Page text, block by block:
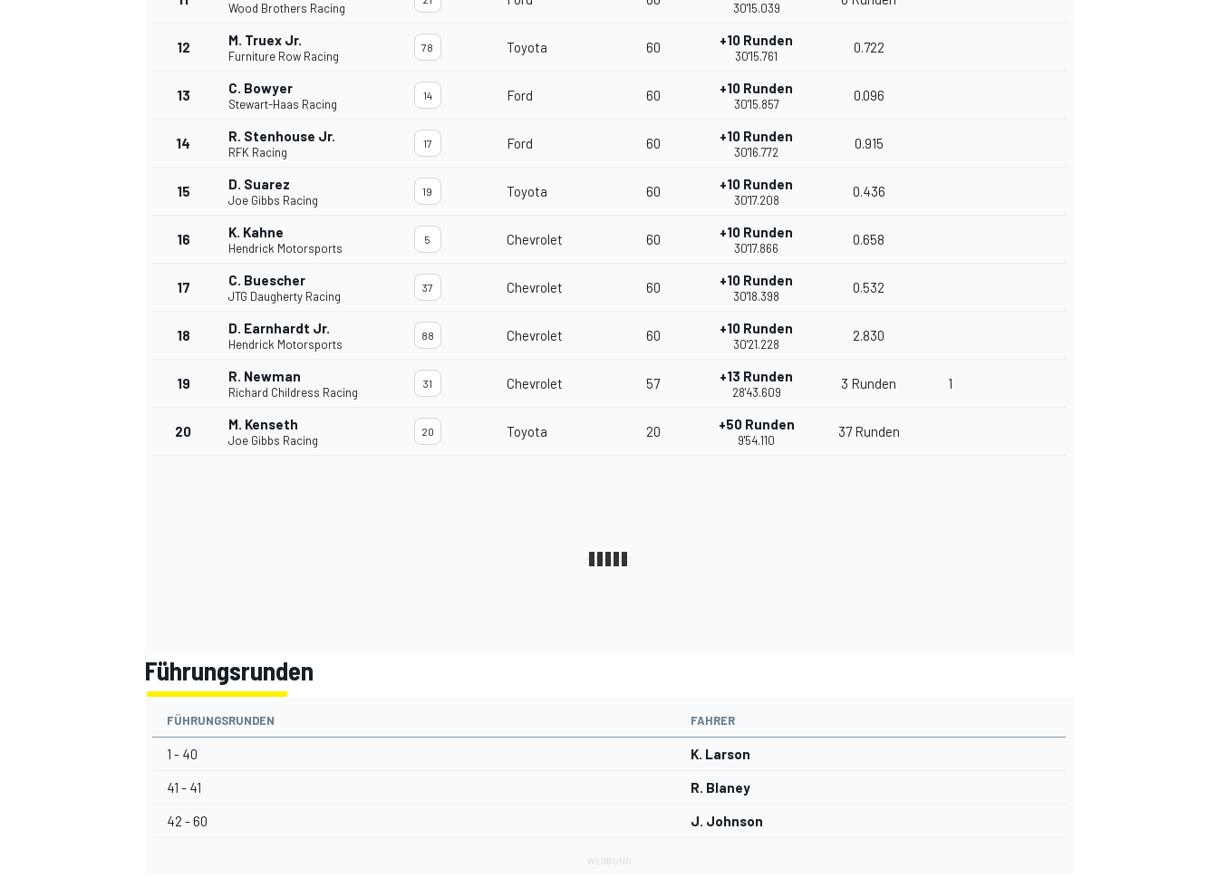
SPORTWAGEN
Wood Brothers Racing 30'15.039
12 M. Truex Jr.
Furniture Row Racing
78 Toyota 60 +10 Runden
30'15.761
0.722
13 C. Bowyer
Stewart-Haas Racing
14 Ford 60 +10 Runden
30'15.857
0.096
14 R. Stenhouse Jr.
RFK Racing
17 Ford 60 +10 Runden
30'16.772
0.915
15 D. Suarez
Joe Gibbs Racing
19 Toyota 60 +10 Runden
30'17.208
0.436
16 K. Kahne
Hendrick Motorsports
5 Chevrolet 60 +10 Runden
30'17.866
0.658
17 C. Buescher
JTG Daugherty Racing
37 Chevrolet 60 +10 Runden
30'18.398
0.532
18 D. Earnhardt Jr.
Hendrick Motorsports
88 Chevrolet 60 +10 Runden
30'21.228
2.830
19 R. Newman
Richard Childress Racing
31 Chevrolet 57 +13 Runden
28'43.609
3 Runden 1
20 M. Kenseth
Joe Gibbs Racing
20 Toyota 20 +50 Runden
9'54.110
37 Runden
Führungsrunden
FÜHRUNGSRUNDEN FAHRER
1 - 40 K. Larson
41 - 41 R. Blaney
42 - 60 J. Johnson